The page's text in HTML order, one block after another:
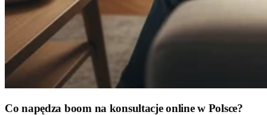
Co napędza boom na konsultacje online w Polsce?